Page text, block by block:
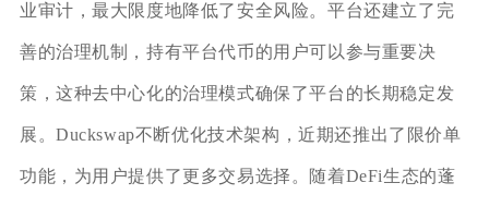
业审计，最大限度地降低了安全风险。平台还建立了完
善的治理机制，持有平台代币的用户可以参与重要决
策，这种去中心化的治理模式确保了平台的长期稳定发
展。Duckswap不断优化技术架构，近期还推出了限价单
功能，为用户提供了更多交易选择。随着DeFi生态的蓬